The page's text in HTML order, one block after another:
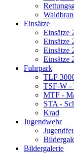
Einsätze
Einsätze
Einsätze
Einsätze
Einsätze
Fuhrpark
TLF
TSF-W -
MTF -
STA -
Krad
Jugendwehr
Bildergalerie